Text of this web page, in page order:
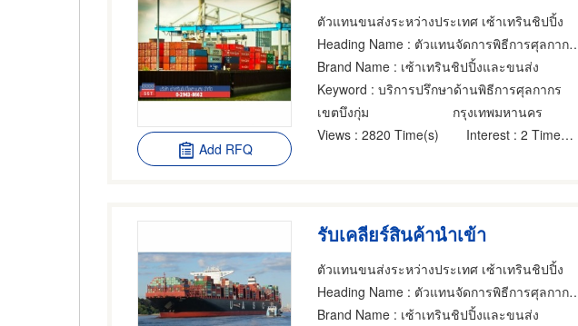
Add RFQ
ตัวแทนขนส่งระหว่างประเทศ เซ้าเทรินชิปปิ้ง
Heading Name : ตัวแทนจัดการพิธีการศุลกากร,นายหน้าดำเนินการพิธีการศุลกากร,ศุลกากร
Brand Name : เซ้าเทรินชิปปิ้งและขนส่ง
Keyword : บริการปรึกษาด้านพิธีการศุลกากร
เขตบึงกุ่ม
กรุงเทพมหานคร
Views : 2820 Time(s) Interest : 2 Time(s)
รับเคลียร์สินค้านําเข้า
ตัวแทนขนส่งระหว่างประเทศ เซ้าเทรินชิปปิ้ง
Heading Name : ตัวแทนจัดการพิธีการศุลกากร,บริการนำเข้าสินค้า,นายหน้าดำเนินการพิธีการศุลกากร
Brand Name : เซ้าเทรินชิปปิ้งและขนส่ง